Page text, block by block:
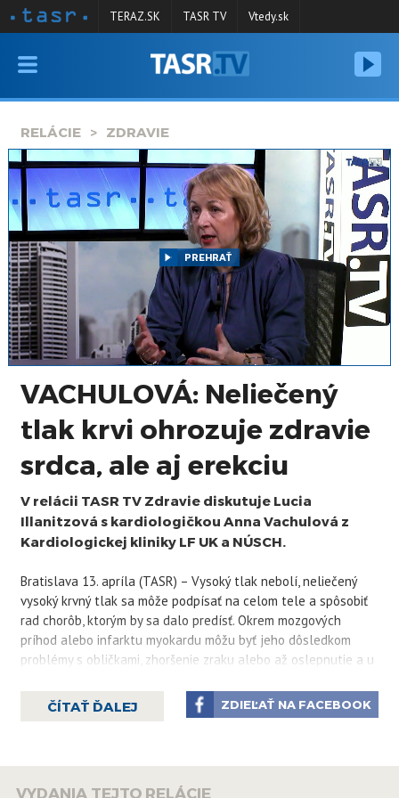
VYSIELANIE
SPRAVODAJSTVO
KONTAKT
ARCHÍV
TERAZ.SK TASR TV Vtedy.sk
RELÁCIE ZDRAVIE
PREHRAŤ
VACHULOVÁ: Neliečený
tlak krvi ohrozuje zdravie
srdca, ale aj erekciu
V relácii TASR TV Zdravie diskutuje Lucia
Illanitzová s kardiologičkou Anna Vachulová z
Kardiologickej kliniky LF UK a NÚSCH.
Bratislava 13. apríla (TASR) – Vysoký tlak nebolí, neliečený
vysoký krvný tlak sa môže podpísať na celom tele a spôsobiť
rad chorôb, ktorým by sa dalo predísť. Okrem mozgových
príhod alebo infarktu myokardu môžu byť jeho dôsledkom
problémy s obličkami, zhoršenie zraku alebo až oslepnutie a u
TASR TV Zdravie to konštatovala kardiologička Anna
Vachulová z Kardiologickej kliniky LF UK a Národného ústavu
ČÍTAŤ ĎALEJ ZDIEĽAŤ NA FACEBOOK
VYDANIA TEJTO RELÁCIE